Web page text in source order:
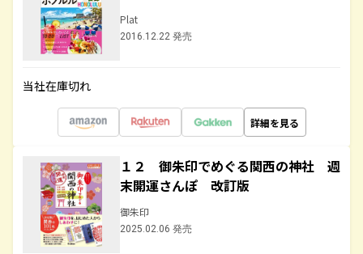
Plat
2016.12.22 発売
当社在庫切れ
詳細を見る
１２ 御朱印でめぐる関西の神社 週
末開運さんぽ 改訂版
御朱印
2025.02.06 発売